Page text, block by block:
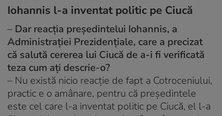
Iohannis l-a inventat politic pe Ciucă
– Dar reacția președintelui Iohannis, a
Administrației Prezidențiale, care a precizat
că salută cererea lui Ciucă de a-i fi verificată
teza cum ați descrie-o?
– Nu există nicio reacție de fapt a Cotroceniului,
practic e o amânare, pentru că președintele
este cel care l-a inventat politic pe Ciucă, el l-a